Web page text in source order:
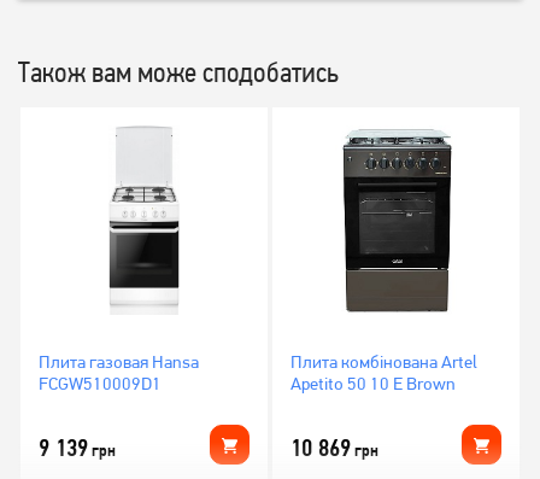
Також вам може сподобатись
Плита газовая Hansa
FCGW510009D1
9 139грн
Плита комбінована Artel
Apetito 50 10 E Brown
10 869грн